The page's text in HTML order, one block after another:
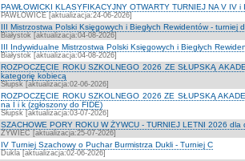
PAWŁOWICKI KLASYFIKACYJNY OTWARTY TURNIEJ NA V IV i
PAWŁOWICE [aktualizacja:24-06-2026]
III Mistrzostwa Polski Księgowych i Biegłych Rewidentów - turniej
Białystok [aktualizacja:04-08-2026]
III Indywidualne Mistrzostwa Polski Księgowych i Biegłych
Białystok [aktualizacja:04-08-2026]
ROZPOCZĘCIE ROKU SZKOLNEGO 2026 ZE SŁUPSKĄ
kategorię kobiecą
Słupsk [aktualizacja:02-06-2026]
ROZPOCZĘCIE ROKU SZKOLNEGO 2026 ZE SŁUPSKĄ
na I i k (zgłoszony do FIDE)
Słupsk [aktualizacja:03-07-2026]
SZACHOWE PORY ROKU W ŻYWCU - TURNIEJ LETNI 2026 dla
ŻYWIEC [aktualizacja:25-07-2026]
IV Turniej Szachowy o Puchar Burmistrza Dukli - Turniej C
Dukla [aktualizacja:02-06-2026]